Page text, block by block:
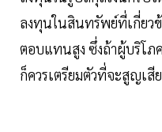
ลงทุนในสินทรัพย์ที่เกี่ยว
ตอบแทนสูง ซึ่งถ้าผู้บริโ
ก็ควรเตรียมตัวที่จะสูญเสี